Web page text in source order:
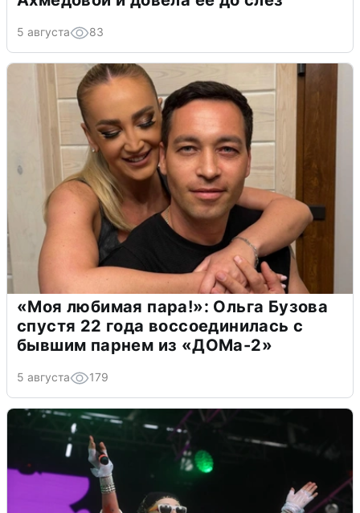
5 августа 83
«Моя любимая пара!»: Ольга Бузова
спустя 22 года воссоединилась с
бывшим парнем из «ДОМа-2»
5 августа 179